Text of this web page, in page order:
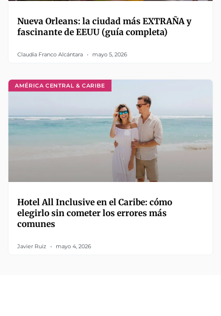
Nueva Orleans: la ciudad más EXTRAÑA y
fascinante de EEUU (guía completa)
Claudia Franco Alcántara mayo 5, 2026
AMÉRICA CENTRAL & CARIBE
Hotel All Inclusive en el Caribe: cómo
elegirlo sin cometer los errores más
comunes
Javier Ruiz mayo 4, 2026